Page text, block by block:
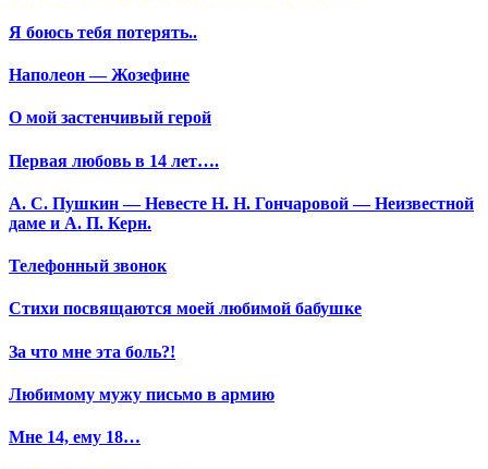
Я боюсь тебя потерять..
Наполеон — Жозефине
О мой застенчивый герой
Первая любовь в 14 лет….
А. С. Пушкин — Невесте Н. Н. Гончаровой — Неизвестной
даме и А. П. Керн.
Телефонный звонок
Стихи посвящаются моей любимой бабушке
За что мне эта боль?!
Любимому мужу письмо в армию
Мне 14, ему 18…